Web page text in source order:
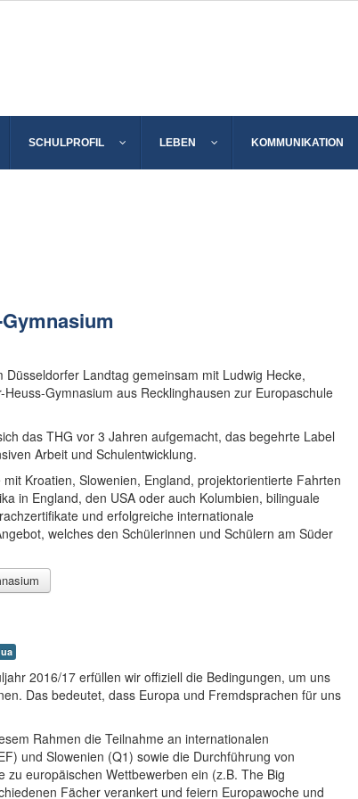
SCHULPROFIL LEBEN KOMMUNIKATION
Lernatmosphäre
"Bilingual" - enden
mit einem
CertiLingua-
Zertifikat
Das THG ist eine
Schule - schon ab
der 5ten Klasse!
Begabungen
gefördert!
Die QA hat es
bestätigt - wir sind
stark in
kooperativen
Landtag gemeinsam mit Ludwig Hecke,
Gymnasium aus Recklinghausen zur Europaschule
das THG vor 3 Jahren aufgemacht, das begehrte Label
Arbeit und Schulentwicklung.
Kroatien, Slowenien, England, projektorientierte Fahrten
in England, den USA oder auch Kolumbien, bilinguale
und erfolgreiche internationale
welches den Schülerinnen und Schülern am Süder
2016/17 erfüllen wir offiziell die Bedingungen, um uns
Das bedeutet, dass Europa und Fremdsprachen für uns
Rahmen die Teilnahme an internationalen
und Slowenien (Q1) sowie die Durchführung von
europäischen Wettbewerben ein (z.B. The Big
Fächer verankert und feiern Europawoche und